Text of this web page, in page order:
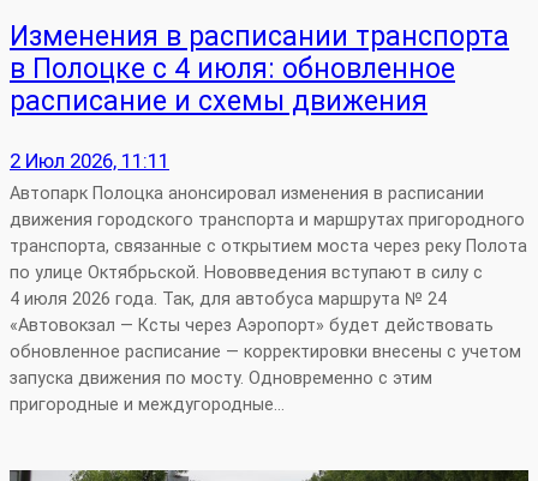
Изменения в расписании транспорта
в Полоцке с 4 июля: обновленное
расписание и схемы движения
2 Июл 2026, 11:11
Автопарк Полоцка анонсировал изменения в расписании
движения городского транспорта и маршрутах пригородного
транспорта, связанные с открытием моста через реку Полота
по улице Октябрьской. Нововведения вступают в силу с
4 июля 2026 года. Так, для автобуса маршрута № 24
«Автовокзал — Ксты через Аэропорт» будет действовать
обновленное расписание — корректировки внесены с учетом
запуска движения по мосту. Одновременно с этим
пригородные и междугородные…